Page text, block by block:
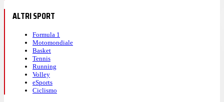
ALTRI SPORT
Formula 1
Motomondiale
Basket
Tennis
Running
Volley
eSports
Ciclismo